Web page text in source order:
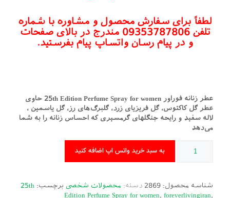
لطفاً برای سفارش محصول و مشاوره با شماره
تلفن 09353787806 مندرج در بالای صفحات
و در پیام رسان واتساپ پیام بفرستید.
عطر زنانه فوراور 25th Edition Perfume Spray for women حاوی
عطر گل کاکتوس، گل فریزیای زرد، گلبرگ‌های رز، گل یاسمین ،
لاله سفید و رایحه جنگل­های گرمسیری که احساس زنانه را به شما
می‌دهد
به سبد خرید واتس اپ اضافه کنید
شناسه محصول: 2869 دسته: محصولات شخصی برچسب: 25th
Edition Perfume Spray for women, foreverlivingiran,